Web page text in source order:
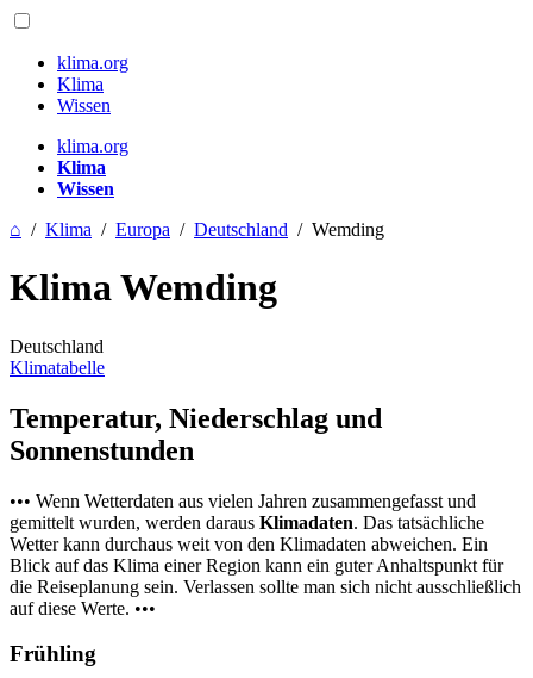
klima.org
Klima
Wissen
klima.org
Klima
Wissen
⌂ / Klima / Europa / Deutschland / Wemding
Klima Wemding
Deutschland
Klimatabelle
Temperatur, Niederschlag und
Sonnenstunden
••• Wenn Wetterdaten aus vielen Jahren zusammengefasst und
gemittelt wurden, werden daraus Klimadaten. Das tatsächliche
Wetter kann durchaus weit von den Klimadaten abweichen. Ein
Blick auf das Klima einer Region kann ein guter Anhaltspunkt für
die Reiseplanung sein. Verlassen sollte man sich nicht ausschließlich
auf diese Werte. •••
Frühling